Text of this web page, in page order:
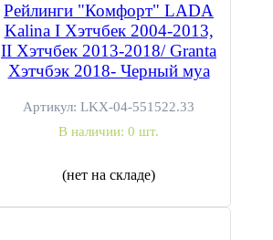
Рейлинги "Комфорт" LADA
Kalina I Хэтчбек 2004-2013,
II Хэтчбек 2013-2018/ Granta
Хэтчбэк 2018- Черный муа
Артикул: LKX-04-551522.33
В наличии: 0 шт.
(нет на складе)